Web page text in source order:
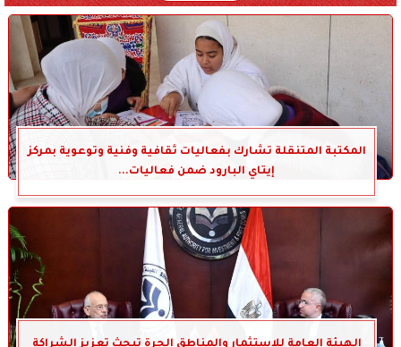
المكتبة المتنقلة تشارك بفعاليات ثقافية وفنية وتوعوية بمركز
إيتاي البارود ضمن فعاليات...
الهيئة العامة للاستثمار والمناطق الحرة تبحث تعزيز الشراكة